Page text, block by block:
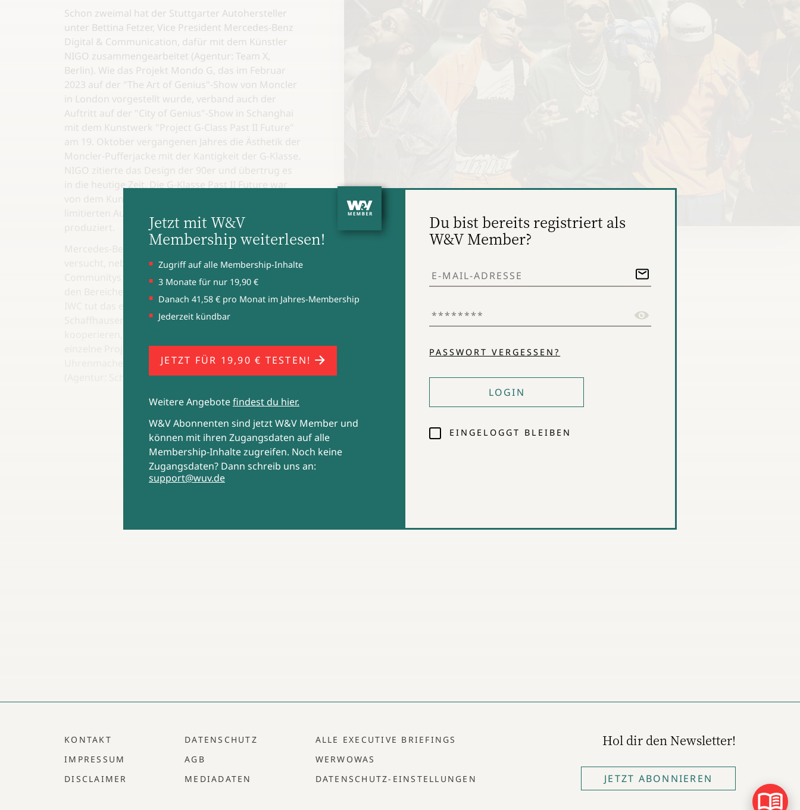
Schon zweimal hat der Stuttgarter Autohersteller
unter Bettina Fetzer, Vice President Mercedes-Benz
Digital & Communication, dafür mit dem Künstler
NIGO zusammengearbeitet (Agentur: Team X,
Berlin). Wie das Projekt Mondo G, das im Februar
2023 auf der "The Art of Genius"-Show von Moncler
in London vorgestellt wurde, verband auch der
Auftritt auf der "City of Genius"-Show in Schanghai
mit dem Kunstwerk "Project G-Class Past II Future"
am 19. Oktober vergangenen Jahres die Ästhetik der
Moncler-Pufferjacke mit der Kantigkeit der G‑Klasse.
NIGO zitierte das Design der 90er und übertrug es
Mercedes-Benz ist nicht die einzige Luxusmarke, die
versucht, neben ihrem Stammpublikum gezielt
Communitys anzusprechen. Sie bewegt sich da in
IWC tut das ebenfalls, die Uhrenmarke aus
Schaffhausen, wenn sie mit Mercedes-AMG
einzelne Projekte holen oder ihrem legendären
Uhrenmacher Kurt Klaus ein eigenes Game widmen
(Agentur: Scholz & Friends, Hamburg).
Hiphop macht Marken. (Foto: Dom Hill / Unsplash)
Jetzt mit W&V
Membership weiterlesen!
Zugriff auf alle Membership-Inhalte
3 Monate für nur 19,90 €
Danach 41,58 € pro Monat im Jahres-Membership
Jederzeit kündbar
JETZT FÜR 19,90 € TESTEN!
Weitere Angebotefindest du hier.
W&V Abonnenten sind jetzt W&V Member und
können mit ihren Zugangsdaten auf alle
Membership-Inhalte zugreifen. Noch keine
Zugangsdaten? Dann schreib uns an:
support@wuv.de
Du bist bereits registriert als
W&V Member?
PASSWORT VERGESSEN?
LOGIN
EINGELOGGT BLEIBEN
KONTAKT
IMPRESSUM
DISCLAIMER
DATENSCHUTZ
AGB
MEDIADATEN
ALLE EXECUTIVE BRIEFINGS
WERWOWAS
DATENSCHUTZ-EINSTELLUNGEN
Hol dir den Newsletter!
JETZT ABONNIEREN